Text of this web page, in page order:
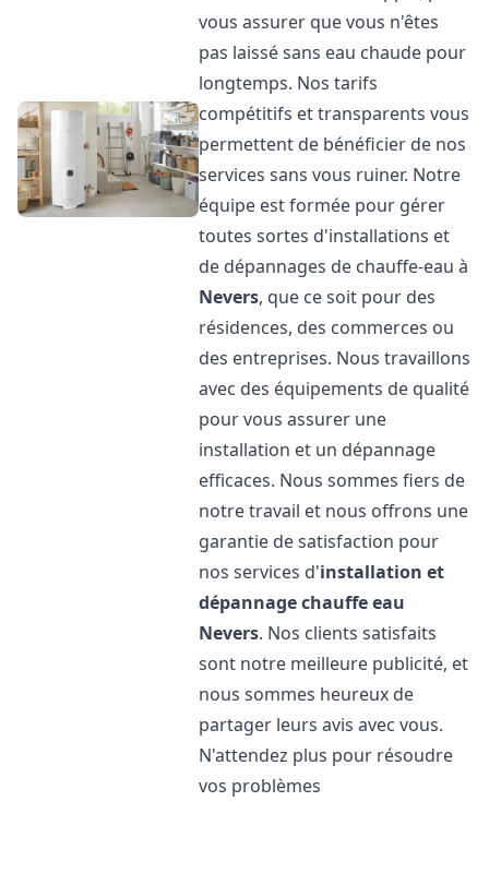
vous assurer que vous n'êtes
pas laissé sans eau chaude pour
longtemps. Nos tarifs
compétitifs et transparents vous
permettent de bénéficier de nos
services sans vous ruiner. Notre
équipe est formée pour gérer
toutes sortes d'installations et
de dépannages de chauffe-eau à
Nevers, que ce soit pour des
résidences, des commerces ou
des entreprises. Nous travaillons
avec des équipements de qualité
pour vous assurer une
installation et un dépannage
efficaces. Nous sommes fiers de
notre travail et nous offrons une
garantie de satisfaction pour
nos services d'installation et
dépannage chauffe eau
Nevers. Nos clients satisfaits
sont notre meilleure publicité, et
nous sommes heureux de
partager leurs avis avec vous.
N'attendez plus pour résoudre
vos problèmes